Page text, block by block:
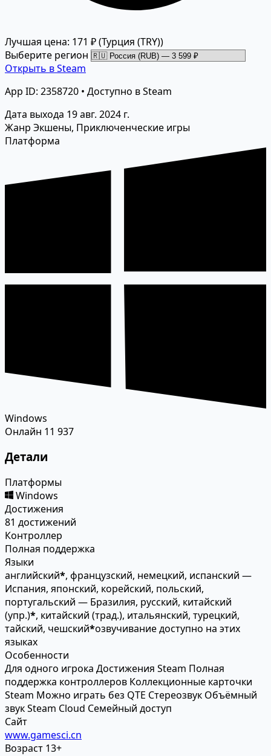
Лучшая цена: 171 ₽(Турция (TRY))
Выберите регион
Открыть в Steam
App ID: 2358720 • Доступно в Steam
Дата выхода 19 авг. 2024 г.
Жанр Экшены, Приключенческие игры
Платформа
Windows
Онлайн 11 937
Детали
Платформы
Windows
Достижения
81 достижений
Контроллер
Полная поддержка
Языки
английский*, французский, немецкий, испанский —
Испания, японский, корейский, польский,
португальский — Бразилия, русский, китайский
(упр.)*, китайский (трад.), итальянский, турецкий,
тайский, чешский*озвучивание доступно на этих
языках
Особенности
Для одного игрока Достижения Steam Полная
поддержка контроллеров Коллекционные карточки
Steam Можно играть без QTE Стереозвук Объёмный
звукSteam Cloud Семейный доступ
Сайт
www.gamesci.cn
Возраст 13+